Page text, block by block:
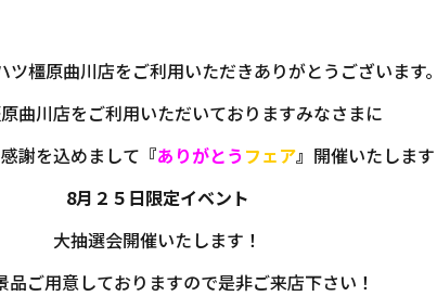
ツ橿原曲川店をご利用いただきありがとうございます。
曲川店をご利用いただいておりますみなさまに
謝を込めまして 『ありがとうフェア』 開催いたします
8月２５日限定イベント
大抽選会開催いたします！
品ご用意しておりますので是非ご来店下さい！